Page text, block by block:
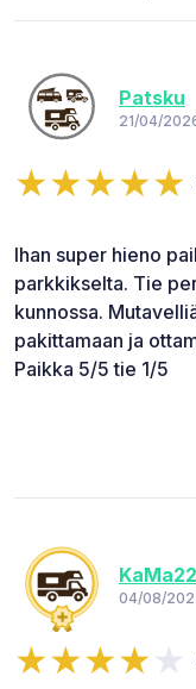
Patsku
21/04/
Ihan super hieno
parkkikselta. Tie
kunnossa.
pakittamaan ja
Paikka 5/5 tie 1/5
KaMa22
04/08/